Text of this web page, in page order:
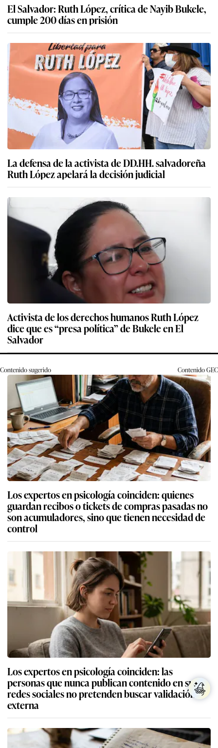
El Salvador: Ruth López, crítica de Nayib Bukele,
cumple 200 días en prisión
La defensa de la activista de DD.HH. salvadoreña
Ruth López apelará la decisión judicial
Activista de los derechos humanos Ruth López
dice que es “presa política” de Bukele en El
Salvador
Contenido sugerido ContenidoGEC
Los expertos en psicología coinciden: quienes
guardan recibos o tickets de compras pasadas no
son acumuladores, sino que tienen necesidad de
control
Los expertos en psicología coinciden: las
personas que nunca publican contenido en sus
redes sociales no pretenden buscar validación
externa